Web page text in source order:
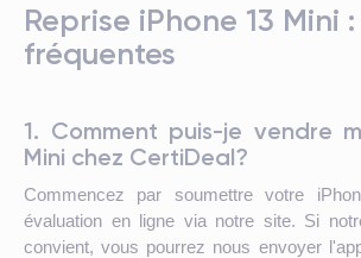
Reprise iPhone 13 Mini
fréquentes
1. Comment puis-je vendre
Mini chez CertiDeal?
Commencez par soumettre votre
évaluation en ligne via notre site. Si
convient, vous pourrez nous envoyer